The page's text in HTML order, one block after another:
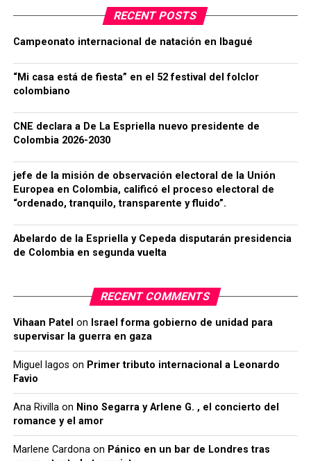
RECENT POSTS
Campeonato internacional de natación en Ibagué
“Mi casa está de fiesta” en el 52 festival del folclor
colombiano
CNE declara a De La Espriella nuevo presidente de
Colombia 2026-2030
jefe de la misión de observación electoral de la Unión
Europea en Colombia, calificó el proceso electoral de
“ordenado, tranquilo, transparente y fluido”.
Abelardo de la Espriella y Cepeda disputarán presidencia
de Colombia en segunda vuelta
RECENT COMMENTS
Vihaan Patel on Israel forma gobierno de unidad para
supervisar la guerra en gaza
Miguel lagos on Primer tributo internacional a Leonardo
Favio
Ana Rivillaon Nino Segarra y Arlene G. , el concierto del
romance y el amor
Marlene Cardonaon Pánico en un bar de Londres tras